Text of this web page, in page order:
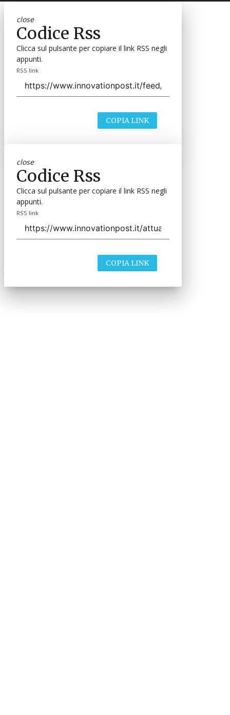
close
Codice Rss
Clicca sul pulsante per copiare il link RSS negli
appunti.
RSS link
COPIA LINK
close
Codice Rss
Clicca sul pulsante per copiare il link RSS negli
appunti.
RSS link
COPIA LINK